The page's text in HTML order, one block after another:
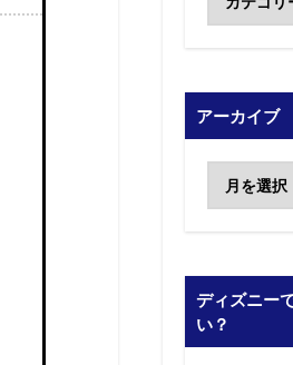
アーカイブ
ディズニー
い？